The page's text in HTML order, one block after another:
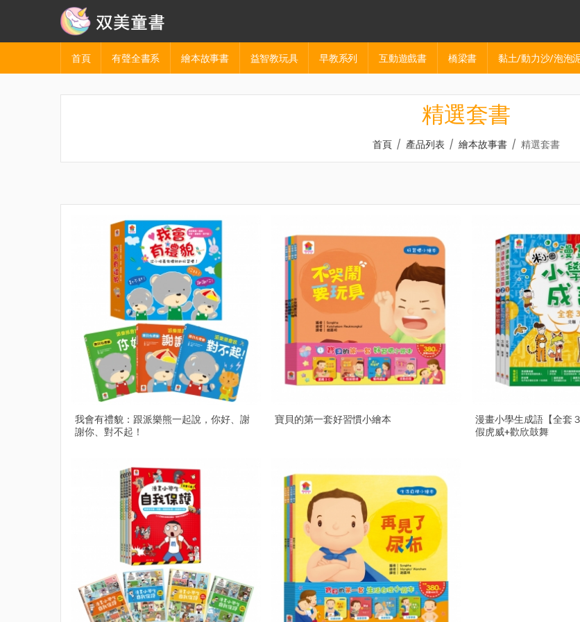
首頁 有聲全書系 繪本故事書 益智教玩具 早教系列 互動遊戲書 橋梁書 黏土/動力沙/泡泡
精選套書
首頁 / 產品列表 / 繪本故事書 / 精選套書
我會有禮貌：跟派樂熊一起說，你好、謝
謝你、對不起！
寶貝的第一套好習慣小繪本
漫畫小學生成語【全套
假虎威+歡欣鼓舞